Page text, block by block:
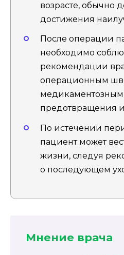
возрасте, обычно
достижения
После операции
необходимо
рекомендации
операционным
предотвращения
По истечении
пациент может
жизни, следуя
о последующем
Мнение врача